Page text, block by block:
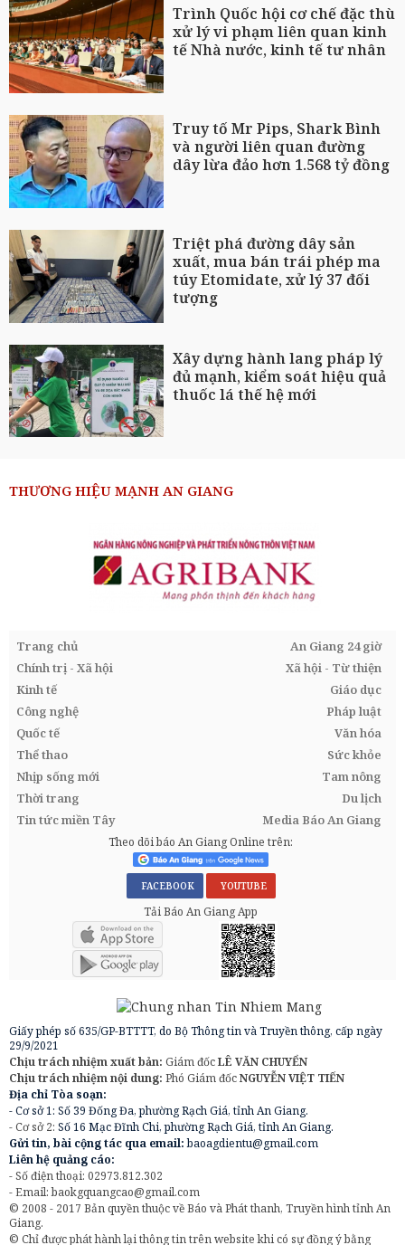
Trình Quốc hội cơ chế đặc thù
xử lý vi phạm liên quan kinh
tế Nhà nước, kinh tế tư nhân
Truy tố Mr Pips, Shark Bình
và người liên quan đường
dây lừa đảo hơn 1.568 tỷ đồng
Triệt phá đường dây sản
xuất, mua bán trái phép ma
túy Etomidate, xử lý 37 đối
tượng
Xây dựng hành lang pháp lý
đủ mạnh, kiểm soát hiệu quả
thuốc lá thế hệ mới
THƯƠNG HIỆU MẠNH AN GIANG
Trang chủ
An Giang 24 giờ
Chính trị - Xã hội
Xã hội - Từ thiện
Kinh tế
Giáo dục
Công nghệ
Pháp luật
Quốc tế
Văn hóa
Thể thao
Sức khỏe
Nhịp sống mới
Tam nông
Thời trang
Du lịch
Tin tức miền Tây
Media Báo An Giang
Theo dõi báo An Giang Online trên:
FACEBOOK YOUTUBE
Tải Báo An Giang App
Giấy phép số 635/GP-BTTTT, do Bộ Thông tin và Truyền thông, cấp ngày
29/9/2021
Chịu trách nhiệm xuất bản: Giám đốcLÊ VĂN CHUYỂN
Chịu trách nhiệm nội dung: Phó Giám đốcNGUYỄN VIỆT TIẾN
Địa chỉ Tòa soạn:
- Cơ sở 1: Số 39 Đống Đa, phường Rạch Giá, tỉnh An Giang.
- Cơ sở 2: Số 16 Mạc Đĩnh Chi, phường Rạch Giá, tỉnh An Giang.
Gửi tin, bài cộng tác qua email:baoagdientu@gmail.com
Liên hệ quảng cáo:
- Số điện thoại: 02973.812.302
- Email:baokgquangcao@gmail.com
© 2008 - 2017 Bản quyền thuộc về Báo và Phát thanh, Truyền hình tỉnh An
Giang.
© Chỉ được phát hành lại thông tin trên website khi có sự đồng ý bằng